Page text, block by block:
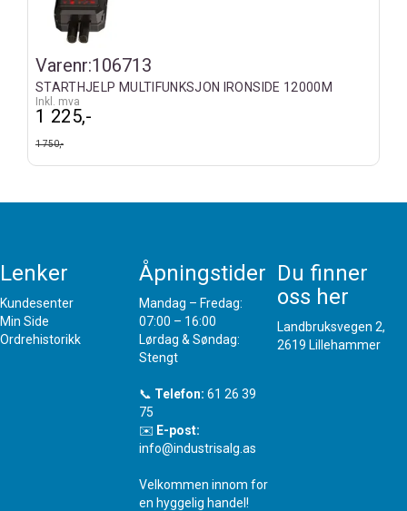
Varenr:106713
STARTHJELP MULTIFUNKSJON IRONSIDE 12000M
Inkl. mva
1 225,-
1 750,-
Lenker
Kundesenter
Min Side
Ordrehistorikk
Åpningstider
Mandag – Fredag:
07:00 – 16:00
Lørdag & Søndag:
Stengt
📞 Telefon: 61 26 39
75
✉️ E-post:
info@industrisalg.as
Velkommen innom for
en hyggelig handel!
Du finner
oss her
Landbruksvegen 2,
2619 Lillehammer